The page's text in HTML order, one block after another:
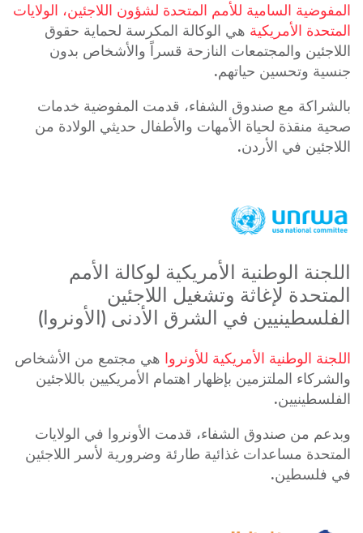
المفوضية السامية للأمم المتحدة لشؤون اللاجئين، الولايات
المتحدة الأمريكية هي الوكالة المكرسة لحماية حقوق
اللاجئين والمجتمعات النازحة قسراً والأشخاص بدون
جنسية وتحسين حياتهم.
بالشراكة مع صندوق الشفاء، قدمت المفوضية خدمات
صحية منقذة لحياة الأمهات والأطفال حديثي الولادة من
اللاجئين في الأردن.
اللجنة الوطنية الأمريكية لوكالة الأمم
المتحدة لإغاثة وتشغيل اللاجئين
الفلسطينيين في الشرق الأدنى (الأونروا)
اللجنة الوطنية الأمريكية للأونروا هي مجتمع من الأشخاص
والشركاء الملتزمين بإظهار اهتمام الأمريكيين باللاجئين
الفلسطينيين.
وبدعم من صندوق الشفاء، قدمت الأونروا في الولايات
المتحدة مساعدات غذائية طارئة وضرورية لأسر اللاجئين
في فلسطين.